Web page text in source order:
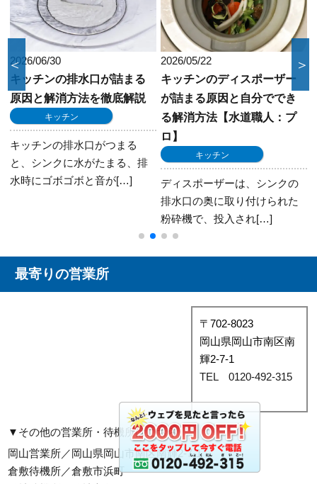
2026/05/22
キッチンのディスポーザー
が詰まる原因と自分ででき
る解消方法【水道職人：プ
ディスポーザーは、シンクの
2024/11/19
蛇口の水が止まらない…ど
うする？プロが教える修理
のコツ【水道職人：プロ】
「ハンドルを回しても蛇口の
水が止まらない…」 「蛇口は
閉まってるのに水[…]
＜ ＞
最寄りの営業所
〒702-8023
岡山県岡山市南区南
輝2-7-1
TEL 0120-492-315
▼その他の営業所・待機所はこちら
岡山営業所／岡山県岡山市南区南輝2-7-1
倉敷待機所／倉敷市浜町